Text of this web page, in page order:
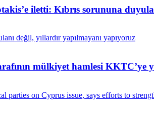
iletti: Kıbrıs sorununa
mülkiyet hamlesi KKTC’ye